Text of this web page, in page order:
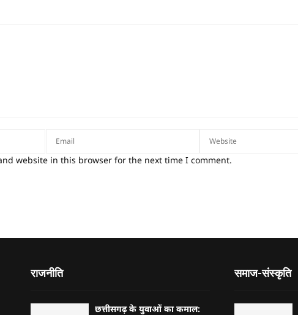
website in this browser for the next time I comment.
राजनीति
छत्तीसगढ़ के युवाओं का कमाल:
समाज-संस्कृति